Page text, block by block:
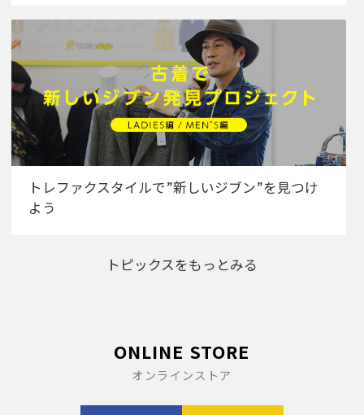
トレファクスタイルで”新しいジブン”を見つけ
よう
トピックスをもっとみる
ONLINE STORE
オンラインストア